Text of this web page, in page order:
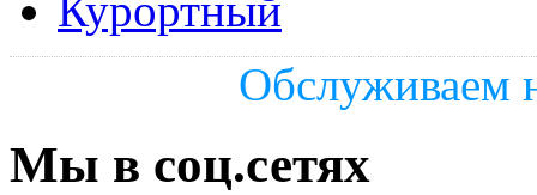
Обслуживаем
Мы в соц.сетях